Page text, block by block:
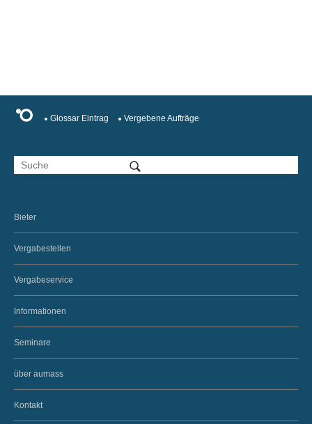
Glossar Eintrag Vergebene Aufträge
Bieter
Vergabestellen
Vergabeservice
Informationen
Seminare
über aumass
Kontakt